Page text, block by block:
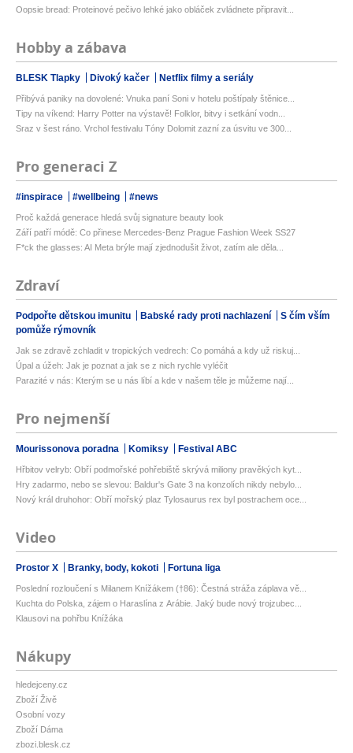
Oopsie bread: Proteinové pečivo lehké jako obláček zvládnete připravit...
Hobby a zábava
BLESK Tlapky Divoký kačer Netflix filmy a seriály
Přibývá paniky na dovolené: Vnuka paní Soni v hotelu poštípaly štěnice...
Tipy na víkend: Harry Potter na výstavě! Folklor, bitvy i setkání vodn...
Sraz v šest ráno. Vrchol festivalu Tóny Dolomit zazní za úsvitu ve 300...
Pro generaci Z
#inspirace #wellbeing #news
Proč každá generace hledá svůj signature beauty look
Září patří módě: Co přinese Mercedes-Benz Prague Fashion Week SS27
F*ck the glasses: AI Meta brýle mají zjednodušit život, zatím ale děla...
Zdraví
Podpořte dětskou imunitu Babské rady proti nachlazení
S čím vším
pomůže rýmovník
Jak se zdravě zchladit v tropických vedrech: Co pomáhá a kdy už riskuj...
Úpal a úžeh: Jak je poznat a jak se z nich rychle vyléčit
Parazité v nás: Kterým se u nás líbí a kde v našem těle je můžeme nají...
Pro nejmenší
Mourissonova poradna Komiksy Festival ABC
Hřbitov velryb: Obří podmořské pohřebiště skrývá miliony pravěkých kyt...
Hry zadarmo, nebo se slevou: Baldur's Gate 3 na konzolích nikdy nebylo...
Nový král druhohor: Obří mořský plaz Tylosaurus rex byl postrachem oce...
Video
Prostor X Branky, body, kokoti Fortuna liga
Poslední rozloučení s Milanem Knížákem (†86): Čestná stráža záplava vě...
Kuchta do Polska, zájem o Haraslína z Arábie. Jaký bude nový trojzubec...
Klausovi na pohřbu Knížáka
Nákupy
hledejceny.cz
Zboží Živě
Osobní vozy
Zboží Dáma
zbozi.blesk.cz